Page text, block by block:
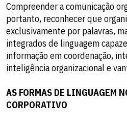
Compreender a comunicação
portanto, reconhecer que
exclusivamente por palavras,
integrados de linguagem
informação em coordenação,
inteligência organizacional e
AS FORMAS DE LINGUAGEM
CORPORATIVO